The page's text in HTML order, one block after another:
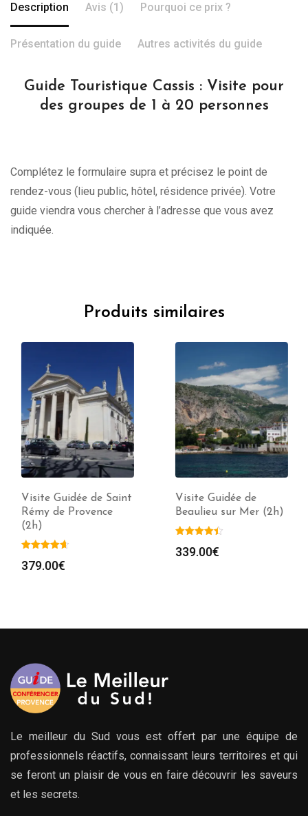
Description Avis (1) Pourquoi ce prix ?
Présentation du guide Autres activités du guide
Guide Touristique Cassis : Visite pour
des groupes de 1 à 20 personnes
Complétez le formulaire supra et précisez le point de
rendez-vous (lieu public, hôtel, résidence privée). Votre
guide viendra vous chercher à l’adresse que vous avez
indiquée.
Produits similaires
Visite Guidée de Saint
Rémy de Provence
(2h)
379.00€
Visite Guidée de
Beaulieu sur Mer (2h)
339.00€
Le meilleur du Sud vous est offert par une équipe de
professionnels réactifs, connaissant leurs territoires et qui
se feront un plaisir de vous en faire découvrir les saveurs
et les secrets.